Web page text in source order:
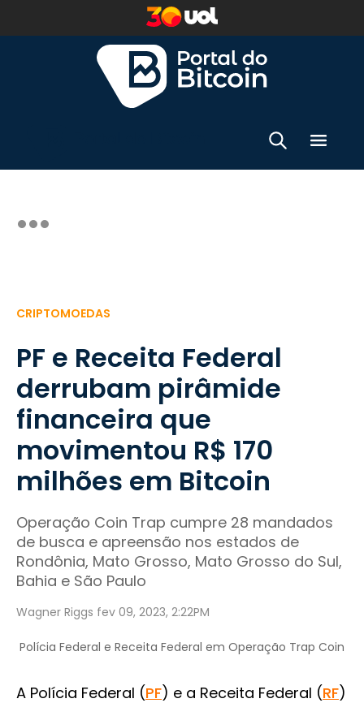
CRIPTOMOEDAS
PF e Receita Federal
derrubam pirâmide
financeira que
movimentou R$ 170
milhões em Bitcoin
Operação Coin Trap cumpre 28 mandados
de busca e apreensão nos estados de
Rondônia, Mato Grosso, Mato Grosso do Sul,
Bahia e São Paulo
Wagner Riggs fev 09, 2023, 2:22PM
Polícia Federal e Receita Federal em Operação Trap Coin
A Polícia Federal (PF) e a Receita Federal (RF)